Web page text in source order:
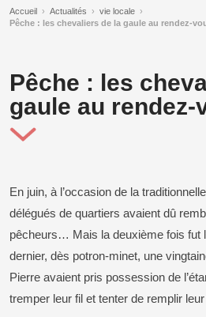
Accueil › Actualités › vie locale ›
Pêche : les chevaliers de la gaule au rendez-
Pêche : les
gaule au rendez-
En juin, à l’occasion de la
délégués de quartiers avaient dû
pêcheurs… Mais la deuxième fois fut
dernier, dès potron-minet, une
Pierre avaient pris possession de
tremper leur fil et tenter de remplir